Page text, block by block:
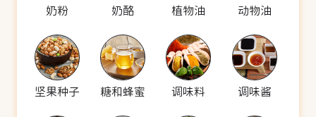
奶粉 奶酪 植物油 动物油
坚果种子 糖和蜂蜜 调味料 调味酱